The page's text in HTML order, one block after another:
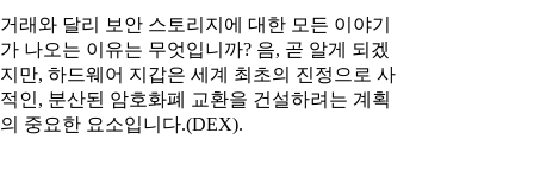
거래와 달리 보안 스토리지에 대한 모든 이야기
가 나오는 이유는 무엇입니까? 음, 곧 알게 되겠
지만, 하드웨어 지갑은 세계 최초의 진정으로 사
적인, 분산된 암호화폐 교환을 건설하려는 계획
의 중요한 요소입니다.(DEX).